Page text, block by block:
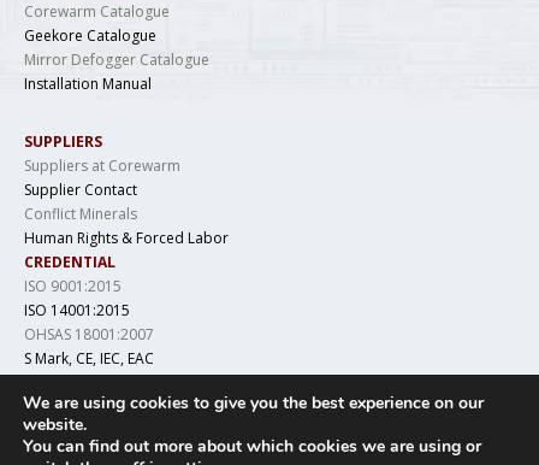
Corewarm Catalogue
Geekore Catalogue
Mirror Defogger Catalogue
Installation Manual
SUPPLIERS
Suppliers at Corewarm
Supplier Contact
Conflict Minerals
Human Rights & Forced Labor
CREDENTIAL
ISO 9001:2015
ISO 14001:2015
OHSAS 18001:2007
S Mark, CE, IEC, EAC
We are using cookies to give you the best experience on our
website.
You can find out more about which cookies we are using or